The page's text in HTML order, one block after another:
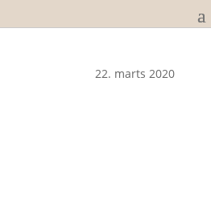
22. marts 2020